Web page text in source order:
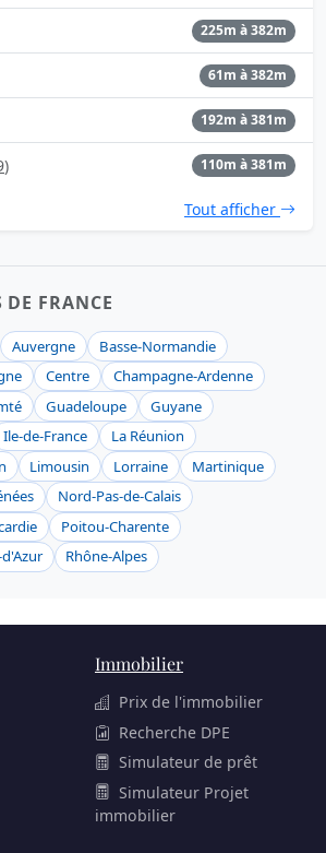
225m à 382m
61m à 382m
192m à 381m
) 110m à 381m
Tout afficher
DE FRANCE
Auvergne
Basse-Normandie
Centre
Champagne-Ardenne
Guadeloupe
Guyane
Ile-de-France
La Réunion
Limousin Lorraine
Martinique
Nord-Pas-de-Calais
Poitou-Charente
Rhône-Alpes
Immobilier
Prix de l'immobilier
Recherche DPE
Simulateur de prêt
Simulateur Projet
immobilier